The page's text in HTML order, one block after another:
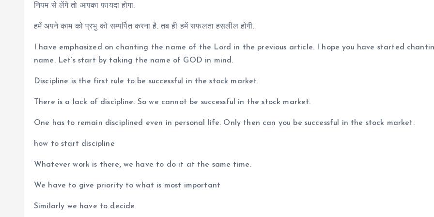
नियम से लेंगे तो आपका फायदा होगा.
हमें अपने काम को प्रभु को सम्पर्पित करना है. तब ही हमें सफलता हसलील होगी.
I have emphasized on chanting the name of the Lord in the previous article. I hope you have started
name. Let’s start by taking the name of GOD in mind.
Discipline is the first rule to be successful in the stock market.
There is a lack of discipline. So we cannot be successful in the stock market.
One has to remain disciplined even in personal life. Only then can you be successful in the stock market.
how to start discipline
Whatever work is there, we have to do it at the same time.
We have to give priority to what is most important
Similarly we have to decide